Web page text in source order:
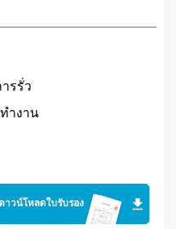
รรั่ว
ำงาน
าวน์โหลดใบรับรอง